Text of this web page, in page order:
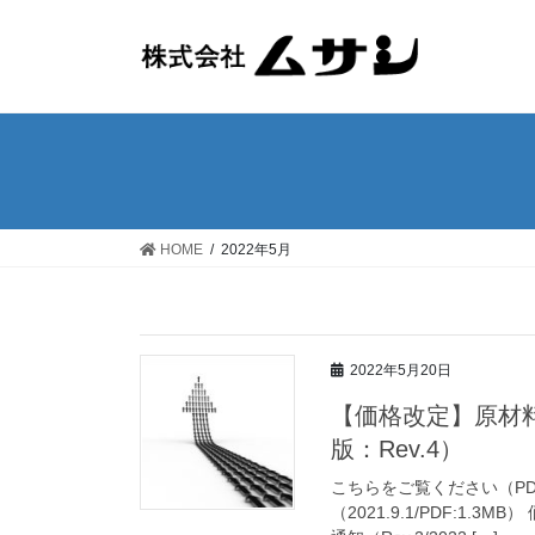
HOME 2022年5月
2022年5月20日
【価格改定】原
版：Rev.4）
こちらをご覧ください（
（2021.9.1/PDF:1.3MB